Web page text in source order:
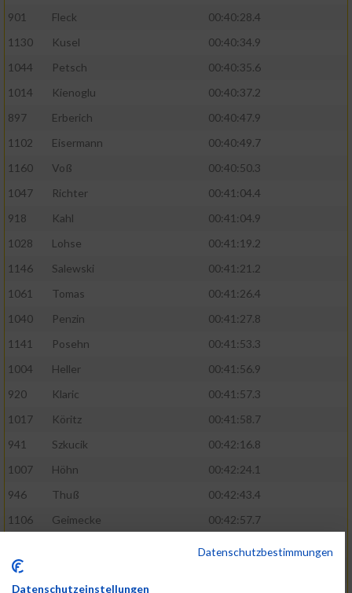
901
Fleck
00:40:28.4
1130
Kusel
00:40:34.9
1044
Petsch
00:40:35.6
1014
Kienoglu
00:40:37.2
897
Erberich
00:40:47.9
1102
Eisermann
00:40:49.7
1160
Voß
00:40:50.3
1047
Richter
00:41:04.4
918
Kahl
00:41:04.9
1028
Lohse
00:41:19.2
1146
Salewski
00:41:21.2
1061
Tomas
00:41:26.4
1040
Penzin
00:41:27.8
1141
Posehn
00:41:53.3
1004
Heller
00:41:56.9
920
Klaric
00:41:57.3
1017
Köritz
00:41:58.7
941
Szkucik
00:42:16.8
1007
Höhn
00:42:24.1
946
Thuß
00:42:43.4
1106
Geimecke
00:42:57.7
1060
Datenschutzbestimmungen
Datenschutzeinstellungen